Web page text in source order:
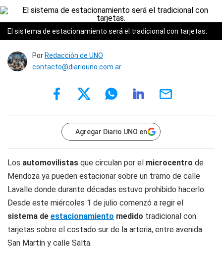
El sistema de estacionamiento será el tradicional con tarjetas.
Por Redacción de UNO
contacto@diariouno.com.ar
Agregar Diario UNO en
Los automovilistas que circulan por el microcentro de
Mendoza ya pueden estacionar sobre un tramo de calle
Lavalle donde durante décadas estuvo prohibido hacerlo.
Desde este miércoles 1 de julio comenzó a regir el
sistema de estacionamiento medido tradicional con
tarjetas sobre el costado sur de la arteria, entre avenida
San Martín y calle Salta.